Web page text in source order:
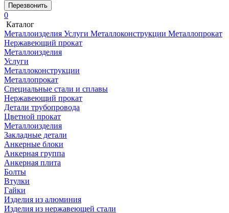
Перезвонить
0
Каталог
Металлоизделия Услуги Металлоконструкции Металлопрокат
Нержавеющий прокат
Металлоизделия
Услуги
Металлоконструкции
Металлопрокат
Специальные стали и сплавы
Нержавеющий прокат
Детали трубопровода
Цветной прокат
Металлоизделия
Закладные детали
Анкерные блоки
Анкерная группа
Анкерная плита
Болты
Втулки
Гайки
Изделия из алюминия
Изделия из нержавеющей стали